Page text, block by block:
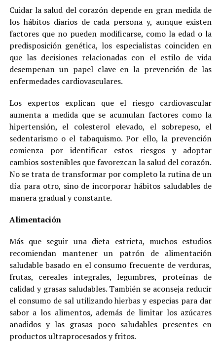
Cuidar la salud del corazón depende en gran medida de
los hábitos diarios de cada persona y, aunque existen
factores que no pueden modificarse, como la edad o la
predisposición genética, los especialistas coinciden en
que las decisiones relacionadas con el estilo de vida
desempeñan un papel clave en la prevención de las
enfermedades cardiovasculares.
Los expertos explican que el riesgo cardiovascular
aumenta a medida que se acumulan factores como la
hipertensión, el colesterol elevado, el sobrepeso, el
sedentarismo o el tabaquismo. Por ello, la prevención
comienza por identificar estos riesgos y adoptar
cambios sostenibles que favorezcan la salud del corazón.
No se trata de transformar por completo la rutina de un
día para otro, sino de incorporar hábitos saludables de
manera gradual y constante.
Alimentación
Más que seguir una dieta estricta, muchos estudios
recomiendan mantener un patrón de alimentación
saludable basado en el consumo frecuente de verduras,
frutas, cereales integrales, legumbres, proteínas de
calidad y grasas saludables. También se aconseja reducir
el consumo de sal utilizando hierbas y especias para dar
sabor a los alimentos, además de limitar los azúcares
añadidos y las grasas poco saludables presentes en
productos ultraprocesados y fritos.